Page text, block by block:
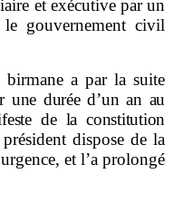
et exécutive par un
le gouvernement civil
birmane a par la suite
une durée d’un an au
de la constitution
dispose de la
et l’a prolongé